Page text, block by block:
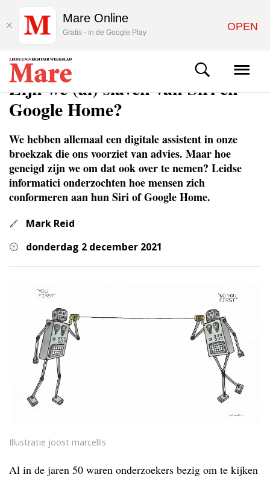
WETENSCHAP
Zijn we (al) slaven van Siri en
Google Home?
We hebben allemaal een digitale assistent in onze
broekzak die ons voorziet van advies. Maar hoe
geneigd zijn we om dat ook over te nemen? Leidse
informatici onderzochten hoe mensen zich
conformeren aan hun Siri of Google Home.
Mark Reid
donderdag 2 december 2021
Illustratie joost marcellis
Al in de jaren 50 waren onderzoekers bezig om te kijken
Mare Online
Gratis - in de Google Play OPEN